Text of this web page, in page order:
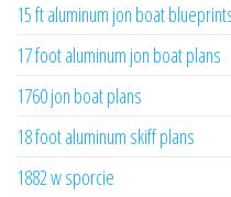
15 ft aluminum jon boat
17 foot aluminum jon boat plans
1760 jon boat plans
18 foot aluminum skiff plans
1882 w sporcie